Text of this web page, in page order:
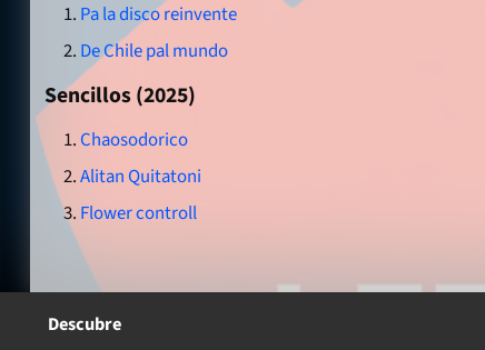
Pa la disco reinvente
De Chile pal mundo
Sencillos (2025)
Chaosodorico
Alitan Quitatoni
Flower controll
Descubre